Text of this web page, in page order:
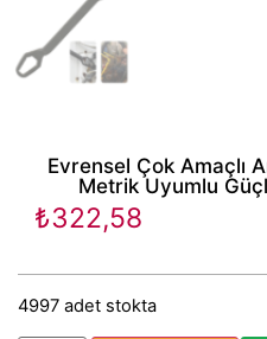
Evrensel Çok Amaçlı
Metrik Uyumlu
₺322,58
4997 adet stokta